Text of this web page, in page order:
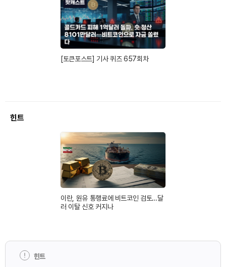
[토큰포스트] 기사 퀴즈 657회차
힌트
이란, 원유 통행료에 비트코인 검토…달
러 이탈 신호 커지나
힌트